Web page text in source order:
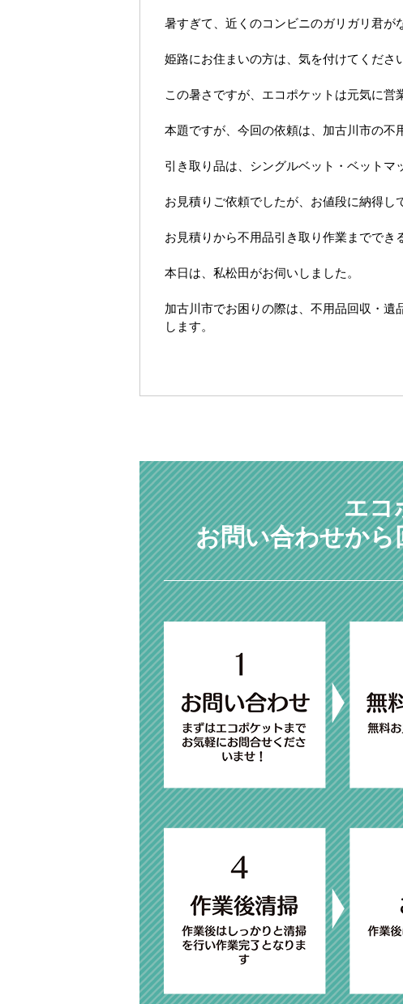
暑すぎて、近くのコンビニのガリガリ君が
姫路にお住まいの方は、気を付けてくださ
この暑さですが、エコポケットは元気に営
本題ですが、今回の依頼は、加古川市の不
引き取り品は、シングルベット・ベットマ
お見積りご依頼でしたが、お値段に納得し
お見積りから不用品引き取り作業まででき
本日は、私松田がお伺いしました。
加古川市でお困りの際は、不用品回収・
します。
エコ
お問い合わせか